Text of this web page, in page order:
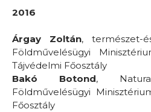
2016
Árgay Zoltán, természet-
Földművelésügyi
Tájvédelmi Főosztály
Bakó Botond,
Földművelésügyi
Főosztály